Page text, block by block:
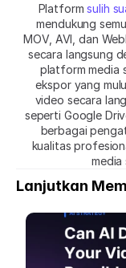
Platform sulih
mendukung
MOV, AVI, dan
secara langsung
platform media
ekspor yang
video secara
seperti Google
berbagai
kualitas
media
Lanjutkan